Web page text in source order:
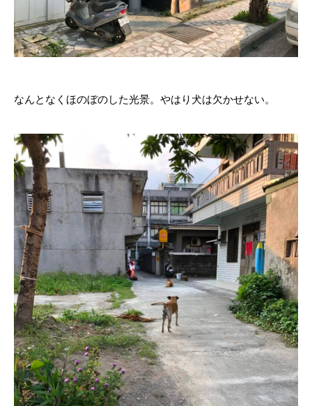
なんとなくほのぼのした光景。やはり犬は欠かせない。